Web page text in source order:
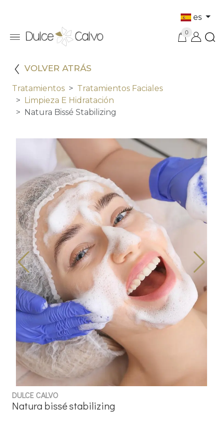
es
0
VOLVER ATRÁS
Tratamientos
Tratamientos Faciales
Limpieza E Hidratación
Natura Bissé Stabilizing
DULCE CALVO
Natura bissé stabilizing